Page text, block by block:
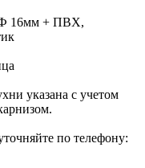
16мм + ПВХ,
указана с учетом
по телефону: